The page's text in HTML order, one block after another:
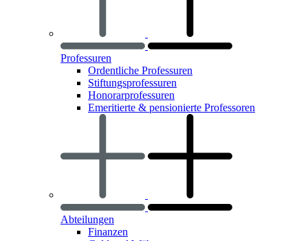
Professuren
Ordentliche Professuren
Stiftungsprofessuren
Honorarprofessuren
Emeritierte & pensionierte Professoren
Abteilungen
Finanzen